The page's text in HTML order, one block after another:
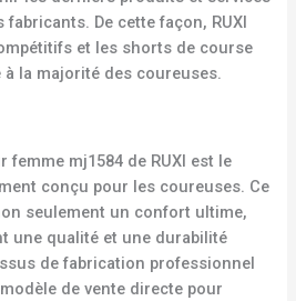
De cette façon, RUXI
et les shorts de course
la majorité des coureuses.
mj1584 de RUXI est le
conçu pour les coureuses. Ce
seulement un confort ultime,
une qualité et une durabilité
de fabrication professionnel
de vente directe pour